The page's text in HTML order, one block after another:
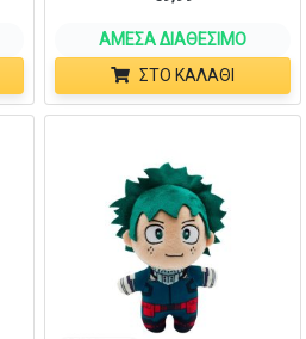
ΆΜΕΣΑ ΔΙΑΘΈΣΙΜΟ
ΣΤΟ ΚΑΛΆΘΙ